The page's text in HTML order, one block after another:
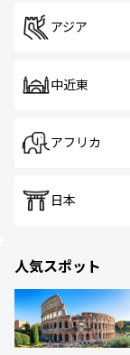
アジア
中近東
アフリカ
日本
人気スポット